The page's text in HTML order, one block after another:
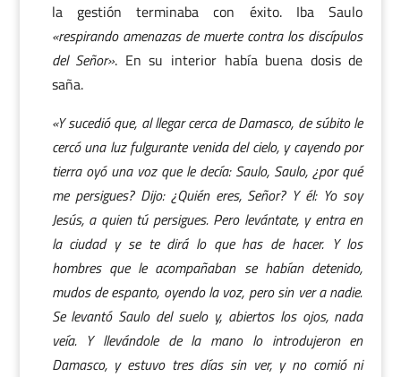
la gestión terminaba con éxito. Iba Saulo
«respirando amenazas de muerte contra los discípulos
del Señor». En su interior había buena dosis de
saña.
«Y sucedió que, al llegar cerca de Damasco, de súbito le
cercó una luz fulgurante venida del cielo, y cayendo por
tierra oyó una voz que le decía: Saulo, Saulo, ¿por qué
me persigues? Dijo: ¿Quién eres, Señor? Y él: Yo soy
Jesús, a quien tú persigues. Pero levántate, y entra en
la ciudad y se te dirá lo que has de hacer. Y los
hombres que le acompañaban se habían detenido,
mudos de espanto, oyendo la voz, pero sin ver a nadie.
Se levantó Saulo del suelo y, abiertos los ojos, nada
veía. Y llevándole de la mano lo introdujeron en
Damasco, y estuvo tres días sin ver, y no comió ni